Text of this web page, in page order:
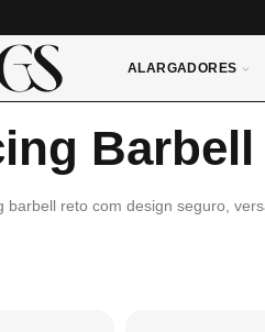
ALARGADORES
Barbell
barbell reto com design seguro,